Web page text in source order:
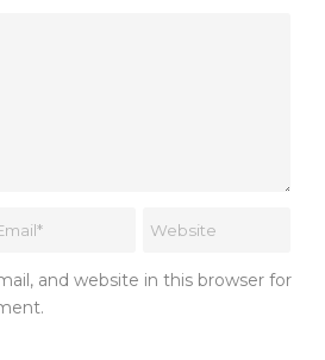
and website in this browser for